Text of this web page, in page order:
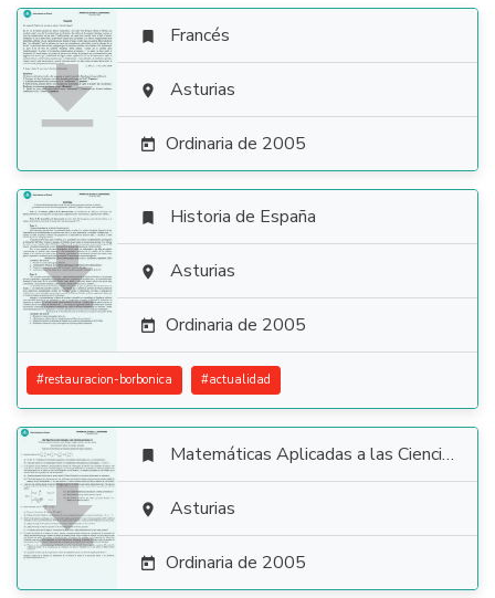

 Francés
 Asturias
 Ordinaria de 2005

 Historia de España
 Asturias
 Ordinaria de 2005
#restauracion-borbonica #actualidad

 Matemáticas Aplicadas a las Ciencias Sociales
 Asturias
 Ordinaria de 2005